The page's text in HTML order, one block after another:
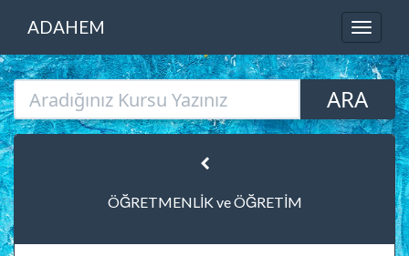
ADAHEM
ÖĞRETMENLİK ve ÖĞRETİM